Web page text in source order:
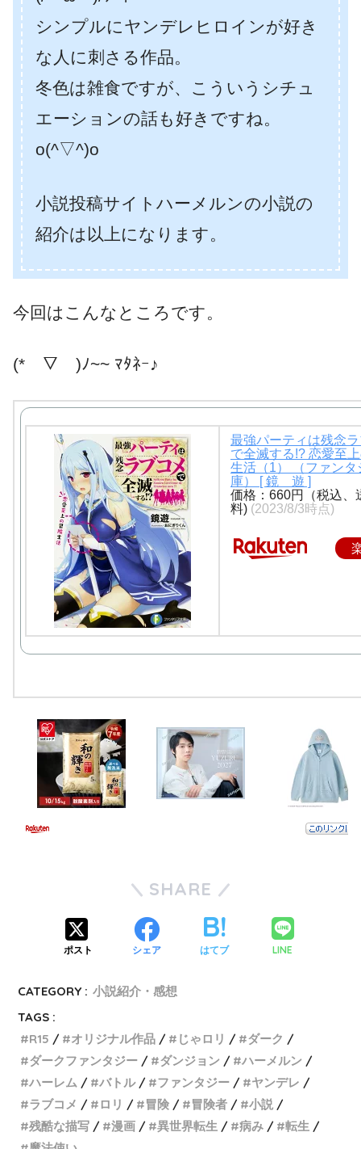
シンプルにヤンデレヒロインが好き
な人に刺さる作品。
冬色は雑食ですが、こういうシチュ
エーションの話も好きですね。
o(^▽^)o
小説投稿サイトハーメルンの小説の
紹介は以上になります。
今回はこんなところです。
(*￣▽￣)ﾉ~~ ﾏﾀﾈｰ♪
最強パーティは残念
で全滅する!? 恋愛至
生活（1） （ファンタ
庫） [ 鏡 遊 ]
価格：660円（税込、
料) (2023/8/3時点)
SHARE
ポスト シェア はてブ LINE
CATEGORY : 小説紹介・感想
TAGS :
R15
オリジナル作品 じゃロリ
ダーク
ダークファンタジー
ダンジョン
ハーメルン
ハーレム
バトル ファンタジー
ヤンデレ
ラブコメ
ロリ 冒険 冒険者
小説
残酷な描写
漫画 異世界転生 病み
転生